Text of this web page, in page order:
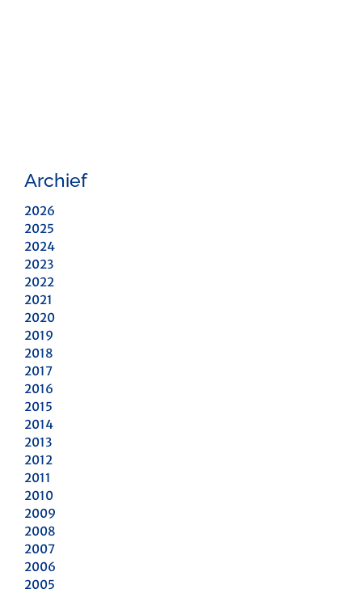
Archief
2026
2025
2024
2023
2022
2021
2020
2019
2018
2017
2016
2015
2014
2013
2012
2011
2010
2009
2008
2007
2006
2005